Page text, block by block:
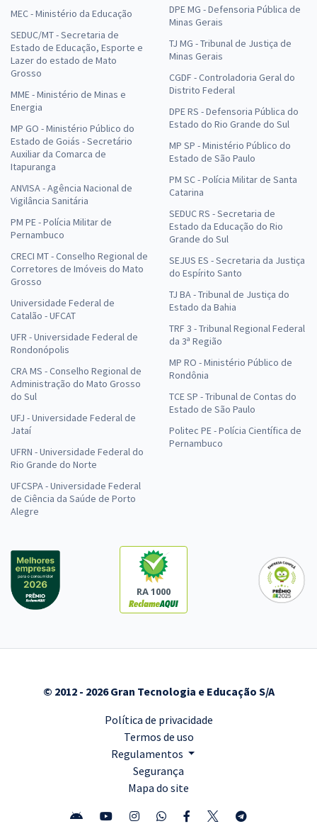
MEC - Ministério da Educação
SEDUC/MT - Secretaria de
Estado de Educação, Esporte e
Lazer do estado de Mato
Grosso
MME - Ministério de Minas e
Energia
MP GO - Ministério Público do
Estado de Goiás - Secretário
Auxiliar da Comarca de
Itapuranga
ANVISA - Agência Nacional de
Vigilância Sanitária
PM PE - Polícia Militar de
Pernambuco
CRECI MT - Conselho Regional de
Corretores de Imóveis do Mato
Grosso
Universidade Federal de
Catalão - UFCAT
UFR - Universidade Federal de
Rondonópolis
CRA MS - Conselho Regional de
Administração do Mato Grosso
do Sul
UFJ - Universidade Federal de
Jataí
UFRN - Universidade Federal do
Rio Grande do Norte
UFCSPA - Universidade Federal
de Ciência da Saúde de Porto
Alegre
DPE MG - Defensoria Pública de
Minas Gerais
TJ MG - Tribunal de Justiça de
Minas Gerais
CGDF - Controladoria Geral do
Distrito Federal
DPE RS - Defensoria Pública do
Estado do Rio Grande do Sul
MP SP - Ministério Público do
Estado de São Paulo
PM SC - Polícia Militar de Santa
Catarina
SEDUC RS - Secretaria de
Estado da Educação do Rio
Grande do Sul
SEJUS ES - Secretaria da Justiça
do Espírito Santo
TJ BA - Tribunal de Justiça do
Estado da Bahia
TRF 3 - Tribunal Regional Federal
da 3ª Região
MP RO - Ministério Público de
Rondônia
TCE SP - Tribunal de Contas do
Estado de São Paulo
Politec PE - Polícia Científica de
Pernambuco
RA 1000
© 2012 - 2026 Gran Tecnologia e Educação S/A
Política de privacidade
Termos de uso
Regulamentos
Segurança
Mapa do site